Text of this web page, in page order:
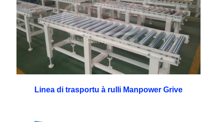
Linea di trasportu à rulli Manpower Grive